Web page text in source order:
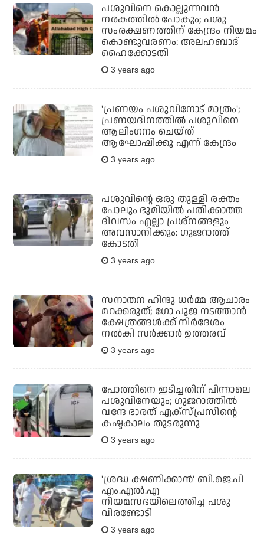
പശുവിനെ കൊല്ലുന്നവന്‍
നരകത്തില്‍ പോകും; പശു
സംരക്ഷണത്തിന് കേന്ദ്രം നിയമം
കൊണ്ടുവരണം: അലഹബാദ്
ഹൈക്കോടതി
3 years ago
'പ്രണയം പശുവിനോട് മാത്രം';
പ്രണയദിനത്തില്‍ പശുവിനെ
ആലിംഗനം ചെയ്ത്
ആഘോഷിക്കൂ എന്ന് കേന്ദ്രം
3 years ago
പശുവിന്റെ ഒരു തുള്ളി രക്തം
പോലും ഭൂമിയില്‍ പതിക്കാത്ത
ദിവസം എല്ലാ പ്രശ്‌നങ്ങളും
അവസാനിക്കും: ഗുജറാത്ത്
കോടതി
3 years ago
സനാതന ഹിന്ദു ധർമ്മ ആചാരം
മറക്കരുത്; ഗോ പൂജ നടത്താൻ
ക്ഷേത്രങ്ങൾക്ക് നിർദേശം
നൽകി സർക്കാർ ഉത്തരവ്
3 years ago
പോത്തിനെ ഇടിച്ചതിന് പിന്നാലെ
പശുവിനേയും; ഗുജറാത്തില്‍
വന്ദേ ഭാരത് എക്സ്പ്രസിന്റെ
കഷ്ടകാലം തുടരുന്നു
3 years ago
'ശ്രദ്ധ ക്ഷണിക്കാന്‍' ബി.ജെ.പി
എം.എല്‍.എ
നിയമസഭയിലെത്തിച്ച പശു
വിരണ്ടോടി
3 years ago